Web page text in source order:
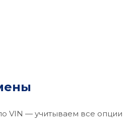
VIN — учитываем все опции